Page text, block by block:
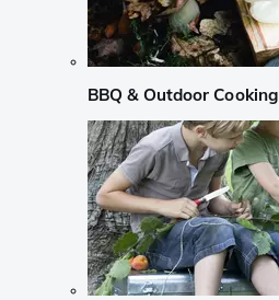
BBQ & Outdoor Cooking